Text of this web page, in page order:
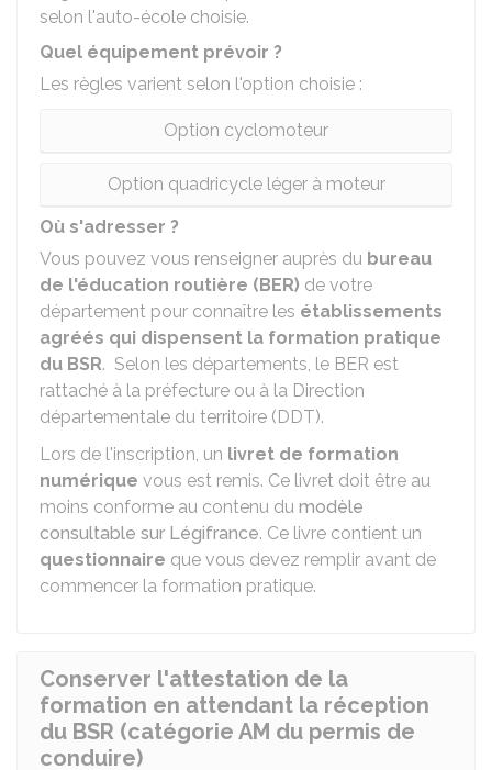
selon l'auto-école choisie.
Quel équipement prévoir ?
Les règles varient selon l'option choisie :
Option cyclomoteur
Option quadricycle léger à moteur
Où s'adresser ?
Vous pouvez vous renseigner auprès du bureau
de l'éducation routière (BER) de votre
département pour connaître les établissements
agréés qui dispensent la formation pratique
du BSR. Selon les départements, le BER est
rattaché à la préfecture ou à la Direction
départementale du territoire (DDT).
Lors de l'inscription, un livret de formation
numérique vous est remis. Ce livret doit être au
moins conforme au contenu du modèle
consultable sur Légifrance. Ce livre contient un
questionnaire que vous devez remplir avant de
commencer la formation pratique.
Conserver l'attestation de la
formation en attendant la réception
du BSR (catégorie AM du permis de
conduire)